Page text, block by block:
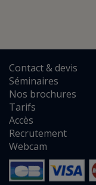
Contact&devis
Séminaires
Nos brochures
Tarifs
Accès
Recrutement
Webcam